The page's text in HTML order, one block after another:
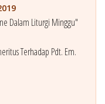
Dalam Liturgi Minggu"
Terhadap Pdt. Em.